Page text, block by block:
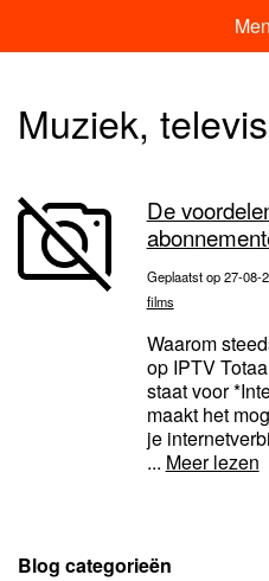
Muziek,
De
Geplaatst op 27-08-
films
Waarom
op IPTV
staat voor
maakt het
je
... Meer lezen
Blog categorieën